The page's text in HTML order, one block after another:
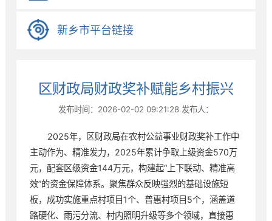
• 政府信息公开目录
新乡市平台链接
区财政局财政奖补赋能乡村振兴
发布时间：2026-02-02 09:21:28 发布人：
2025年，区财政局在农村公益事业财政奖补工作中
主动作为、精准发力，2025年累计争取上级资金570万
元，配套区级资金144万元，构建起“上下联动、精准高
效”的资金保障体系。聚焦群众反映强烈的基础设施短
板，成功实施重点村项目1个、普惠村项目5个，涵盖道
路硬化、雨污分流、村内照明升级等多个领域，直接惠